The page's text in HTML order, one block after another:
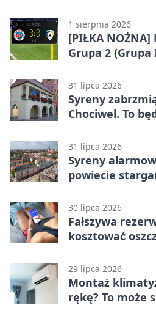
1 sierpnia 2026
[PIŁKA NOŻNA]
Grupa 2
Stargard 3:3
31 lipca 2026
Syreny
Chociwel. To
31 lipca 2026
Syreny
powiecie
30 lipca 2026
Fałszywa
kosztować
29 lipca 2026
Montaż
rękę? To może